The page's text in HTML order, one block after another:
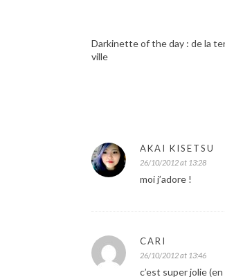
Darkinette of the day : de la
ville
AKAI KISETSU
26/10/2012 at 13:28
moi j’adore !
CARI
26/10/2012 at 13:46
c’est super jolie